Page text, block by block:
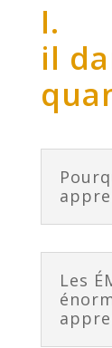
I.
il
Les